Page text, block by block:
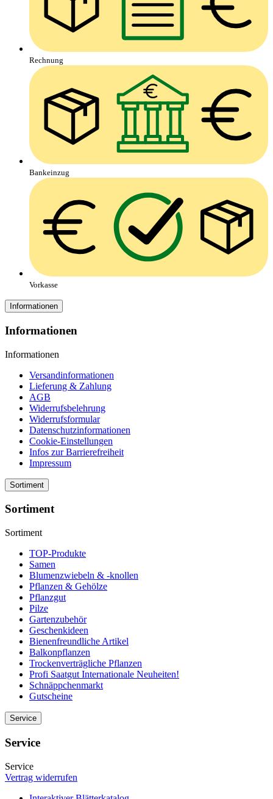
Rechnung
Bankeinzug
Vorkasse
Informationen
Informationen
Informationen
Versandinformationen
Lieferung & Zahlung
AGB
Widerrufsbelehrung
Widerrufsformular
Datenschutzinformationen
Cookie-Einstellungen
Infos zur Barrierefreiheit
Impressum
Sortiment
Sortiment
Sortiment
TOP-Produkte
Samen
Blumenzwiebeln & -knollen
Pflanzen & Gehölze
Pflanzgut
Pilze
Gartenzubehör
Geschenkideen
Bienenfreundliche Artikel
Balkonpflanzen
Trockenverträgliche Pflanzen
Profi Saatgut Internationale Neuheiten!
Schnäppchenmarkt
Gutscheine
Service
Service
Service
Vertrag widerrufen